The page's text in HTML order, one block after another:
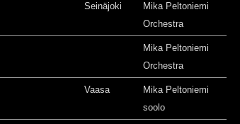
Seinäjoki
Mika Peltoniemi
Orchestra
Mika Peltoniemi
Orchestra
Vaasa
Mika Peltoniemi
soolo